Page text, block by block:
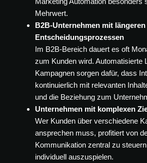
Mehrwert.
B2B-Unternehmen mit längeren
Entscheidungsprozessen
Im B2B-Bereich dauert es oft
zum Kunden wird. Automatisierte
Kampagnen sorgen dafür, dass
kontinuierlich mit relevanten
und die Beziehung zum
Unternehmen mit komplexen
Wer Kunden über verschiedene
ansprechen muss, profitiert von
Kommunikation zentral zu
individuell auszuspielen.